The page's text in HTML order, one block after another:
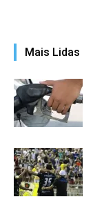
Mais Lidas